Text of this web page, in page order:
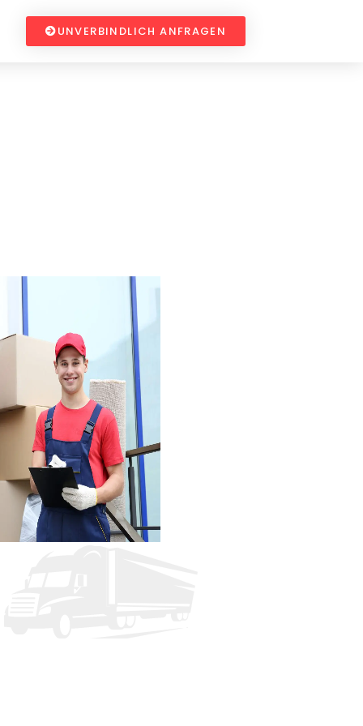
UNVERBINDLICH ANFRAGEN